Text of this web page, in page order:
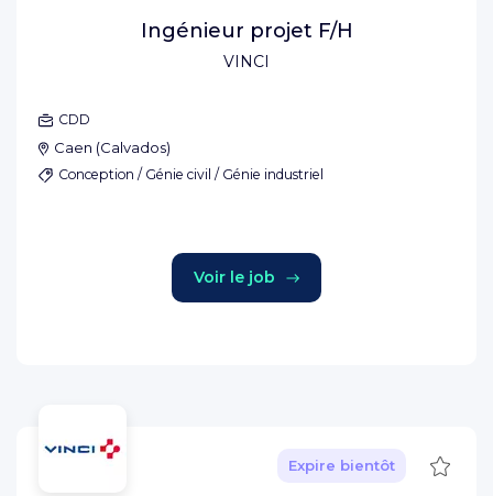
VINCI
Ingénieur projet F/H
CDD
Caen (Calvados)
Conception / Génie civil / Génie industriel
Voir le job
Expire bientôt